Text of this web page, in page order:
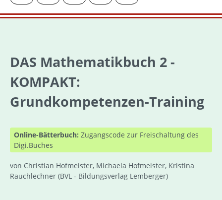
DAS Mathematikbuch 2 -
KOMPAKT:
Grundkompetenzen-Training
Online-Bätterbuch: Zugangscode zur Freischaltung des
Digi.Buches
von Christian Hofmeister, Michaela Hofmeister, Kristina
Rauchlechner (BVL - Bildungsverlag Lemberger)